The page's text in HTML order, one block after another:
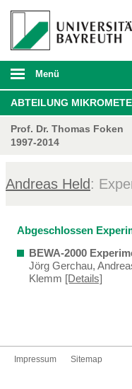
Menü
ABTEILUNG
Prof. Dr. Thomas Foken
1997-2014
Andreas Held :
Abgeschlossen
BEWA-2000
Jörg Gerchau,
Klemm [Details]
Impressum Sitemap